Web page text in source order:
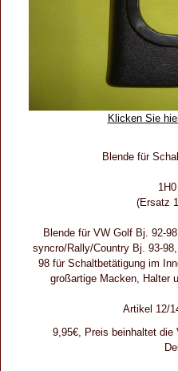
Klicken Sie
Blende für
(Ersatz
Blende für VW Golf Bj. 92-
syncro/Rally/Country Bj. 93-
98 für Schaltbetätigung im
großartige Macken, Halter
Artikel 12/
9,95€, Preis beinhaltet die